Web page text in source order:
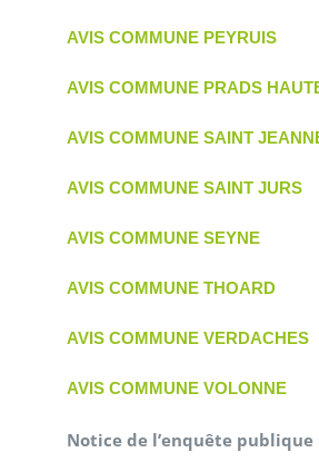
AVIS COMMUNE PEYRUIS
AVIS COMMUNE PRADS
AVIS COMMUNE SAINT
AVIS COMMUNE SAINT JURS
AVIS COMMUNE SEYNE
AVIS COMMUNE THOARD
AVIS COMMUNE VERDACHES
AVIS COMMUNE VOLONNE
Notice de l’enquête publique